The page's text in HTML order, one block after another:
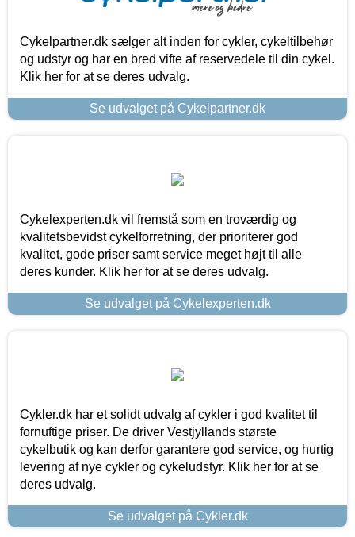
Cykelpartner.dk sælger alt inden for cykler, cykeltilbehør
og udstyr og har en bred vifte af reservedele til din cykel.
Klik her for at se deres udvalg.
Se udvalget på Cykelpartner.dk
Cykelexperten.dk vil fremstå som en troværdig og
kvalitetsbevidst cykelforretning, der prioriterer god
kvalitet, gode priser samt service meget højt til alle
deres kunder. Klik her for at se deres udvalg.
Se udvalget på Cykelexperten.dk
Cykler.dk har et solidt udvalg af cykler i god kvalitet til
fornuftige priser. De driver Vestjyllands største
cykelbutik og kan derfor garantere god service, og hurtig
levering af nye cykler og cykeludstyr. Klik her for at se
deres udvalg.
Se udvalget på Cykler.dk